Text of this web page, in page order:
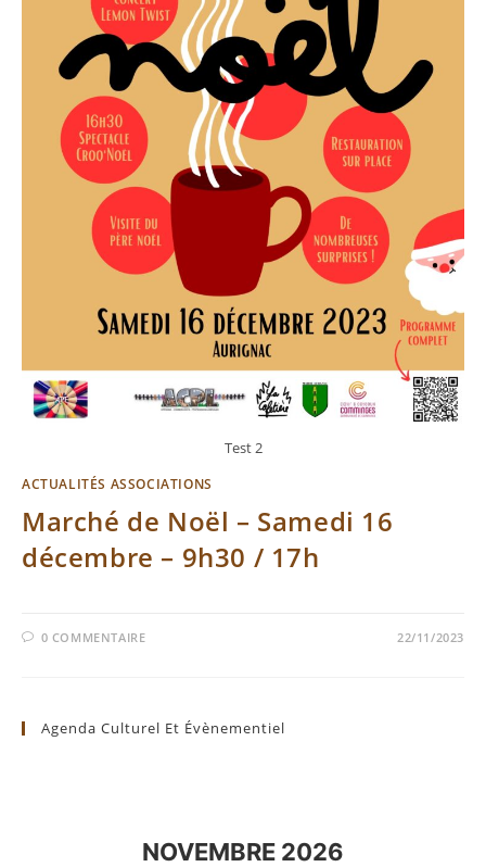
Test 2
ACTUALITÉS ASSOCIATIONS
Marché de Noël – Samedi 16
décembre – 9h30 / 17h
0 COMMENTAIRE 22/11/2023
Agenda Culturel Et Évènementiel
NOVEMBRE 2026